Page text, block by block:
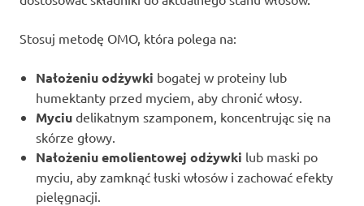
Stosuj metodę OMO, która polega na:
Nałożeniu odżywki bogatej w proteiny lub
humektanty przed myciem, aby chronić włosy.
Myciu delikatnym szamponem, koncentrując się na
skórze głowy.
Nałożeniu emolientowej odżywki lub maski po
myciu, aby zamknąć łuski włosów i zachować efekty
pielęgnacji.